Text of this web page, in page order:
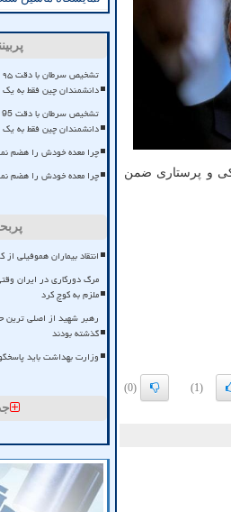
و پرستاری ضمن
(1)
(0)
دانشمندان چین فقط به یک
دانشمندان چین فقط به یک
چرا معده خودش را هضم
چرا معده خودش را هضم
انتقاد بیماران هموفیلی
مرگ دورکاری در ایران
ملزم به کوچ کرد
رهبر شهید از اصلی ترین
گذشته بودند
وزارت بهداشت باید